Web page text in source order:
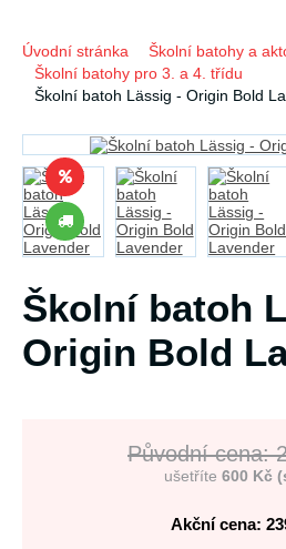
Úvodní stránka
Školní batohy a
Školní batohy pro 3. a 4. třídu
Školní batoh Lässig - Origin Bold
Školní batoh
Origin Bold
Původní cena:
ušetříte 600 Kč
Akční cena: